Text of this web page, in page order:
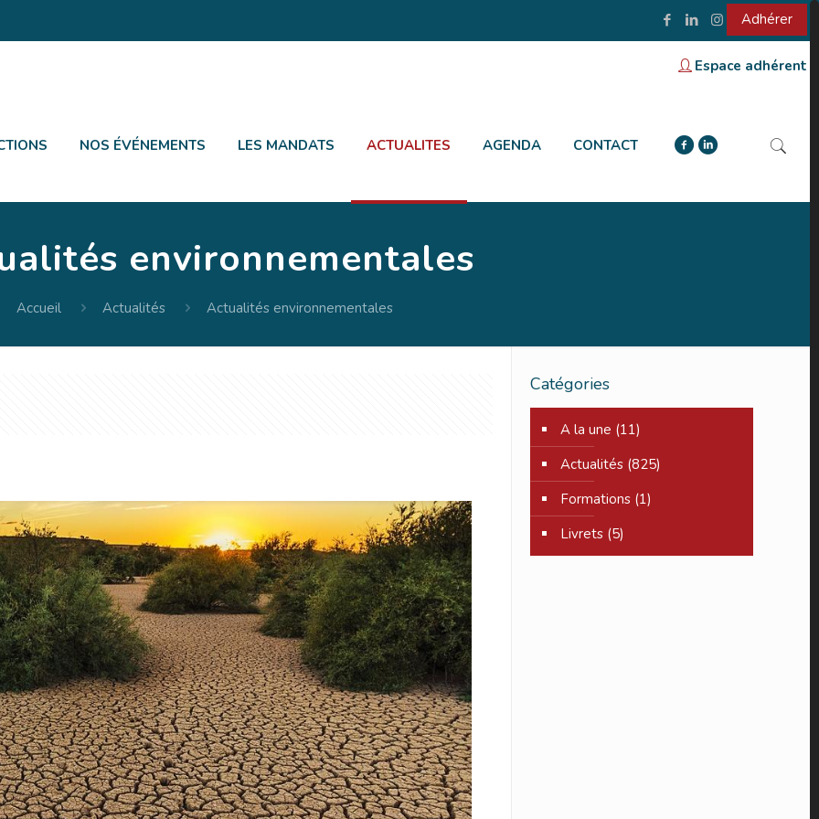
Adhérer
Espace adhérent
NOS ÉVÉNEMENTS LES MANDATS ACTUALITES AGENDA CONTACT
environnementales
Accueil Actualités Actualités environnementales
Catégories
A la une (11)
Actualités(825)
Formations(1)
Livrets(5)